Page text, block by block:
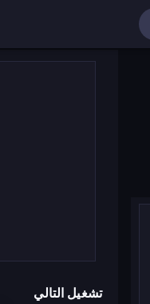
تشغيل التالي